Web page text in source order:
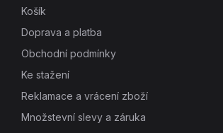
Košík
Doprava a platba
Obchodní podmínky
Ke stažení
Reklamace a vrácení zboží
Množstevní slevy a záruka